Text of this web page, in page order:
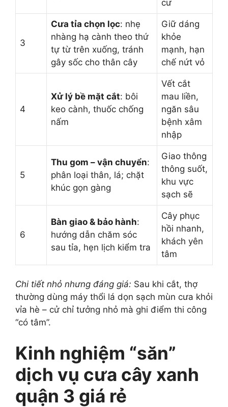
cư
3
Cưa tỉa chọn lọc: nhẹ
nhàng hạ cành theo thứ
tự từ trên xuống, tránh
gây sốc cho thân cây
Giữ dáng
khỏe
mạnh, hạn
chế nứt vỏ
4
Xử lý bề mặt cắt: bôi
keo cành, thuốc chống
nấm
Vết cắt
mau liền,
ngăn sâu
bệnh xâm
nhập
5
Thu gom – vận chuyển:
phân loại thân, lá; chặt
khúc gọn gàng
Giao thông
thông suốt,
khu vực
sạch sẽ
6
Bàn giao & bảo hành:
hướng dẫn chăm sóc
sau tỉa, hẹn lịch kiểm tra
Cây phục
hồi nhanh,
khách yên
tâm
Chi tiết nhỏ nhưng đáng giá: Sau khi cắt, thợ
thường dùng máy thổi lá dọn sạch mùn cưa khỏi
vỉa hè – cử chỉ tưởng nhỏ mà ghi điểm thi công
“có tâm”.
Kinh nghiệm “săn”
dịch vụ cưa cây xanh
quận 3 giá rẻ